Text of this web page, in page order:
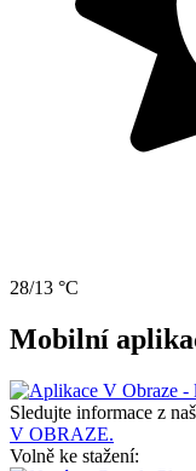
28/13 °C
Mobilní
Sledujte informace z
V OBRAZE.
Volně ke stažení: